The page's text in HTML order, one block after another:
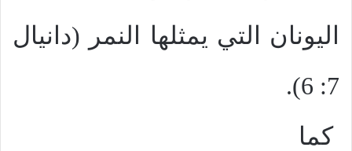
اليونان التي يمثلها النمر (دانيال
7: 6).
كما